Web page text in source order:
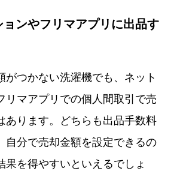
ンやフリマアプリに出品す
がつかない洗濯機でも、ネット
リマアプリでの個人間取引で売
あります。どちらも出品手数料
自分で売却金額を設定できるの
果を得やすいといえるでしょ